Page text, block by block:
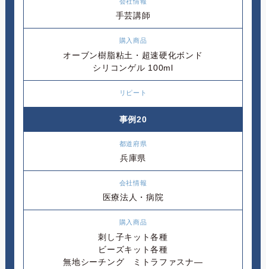
手芸講師
オーブン樹脂粘土・超速硬化ボンド
シリコンゲル 100ml
事例20
兵庫県
医療法人・病院
刺し子キット各種
ビーズキット各種
無地シーチング ミトラファスナ―